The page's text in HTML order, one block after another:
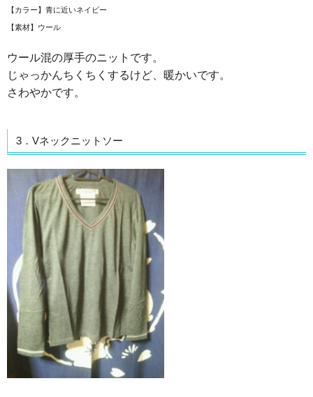
【カラー】青に近いネイビー
【素材】ウール
ウール混の厚手のニットです。
じゃっかんちくちくするけど、暖かいです。
さわやかです。
3．Vネックニットソー